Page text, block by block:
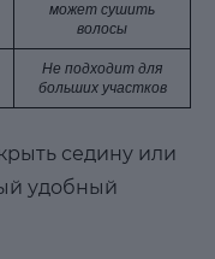
может сушить
волосы
Не подходит для
больших участков
седину или
удобный